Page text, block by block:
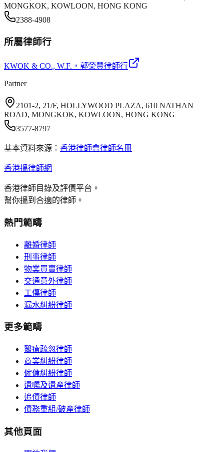
MONGKOK, KOWLOON, HONG KONG
2388-4908
所屬律師行
KWOK & CO., W.F. ，郭榮豐律師行
Partner
2101-2, 21/F, HOLLYWOOD PLAZA, 610 NATHAN
ROAD, MONGKOK, KOWLOON, HONG KONG
3577-8797
基本資料來源： 香港律師會律師名冊
香港搵律師網
香港律師目錄及評價平台。
幫你搵到合適的律師。
熱門範疇
離婚律師
刑事律師
物業買賣律師
交通意外律師
工傷律師
漏水糾紛律師
更多範疇
醫療疏忽律師
商業糾紛律師
僱傭糾紛律師
遺囑及遺產律師
追債律師
債務重組/破產律師
其他頁面